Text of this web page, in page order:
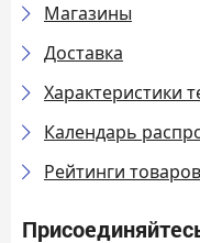
Магазины
Доставка
Характеристики
Календарь
Рейтинги товаров